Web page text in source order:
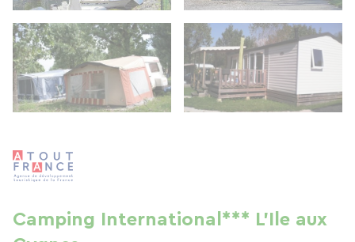
Camping International*** L'Ile aux